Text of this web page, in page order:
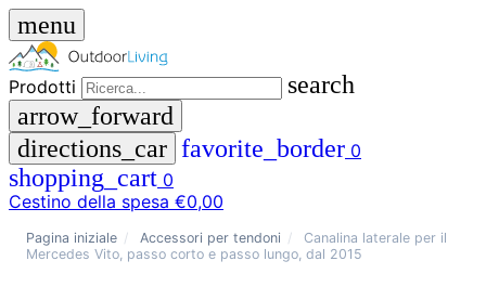
menu
Prodotti
search
arrow_forward
directions_car favorite_border 0
shopping_cart 0
Cestino della spesa €0,00
close
Pagina iniziale / Accessori per tendoni /
Canalina laterale per il
Mercedes Vito, passo corto e passo lungo, dal 2015